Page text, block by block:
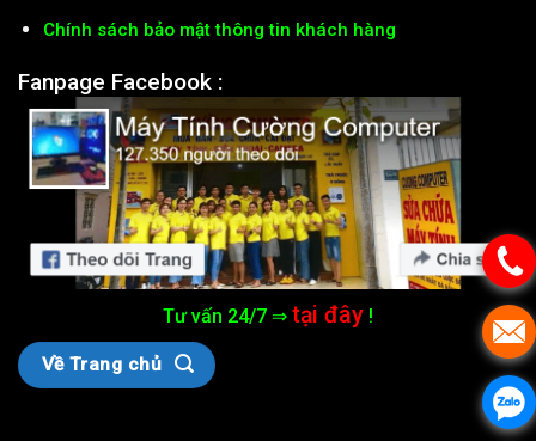
Chính sách bảo mật thông tin khách hàng
Fanpage Facebook :
Tư vấn 24/7 ⇒ tại đây !
Về Trang chủ